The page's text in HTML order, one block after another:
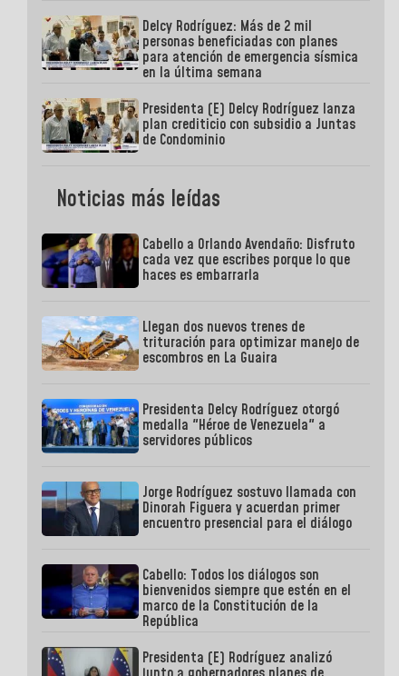
Delcy Rodríguez: Más de 2 mil
personas beneficiadas con planes
para atención de emergencia sísmica
en la última semana
Presidenta (E) Delcy Rodríguez lanza
plan crediticio con subsidio a Juntas
de Condominio
Noticias más leídas
Cabello a Orlando Avendaño: Disfruto
cada vez que escribes porque lo que
haces es embarrarla
Llegan dos nuevos trenes de
trituración para optimizar manejo de
escombros en La Guaira
Presidenta Delcy Rodríguez otorgó
medalla "Héroe de Venezuela" a
servidores públicos
Jorge Rodríguez sostuvo llamada con
Dinorah Figuera y acuerdan primer
encuentro presencial para el diálogo
Cabello: Todos los diálogos son
bienvenidos siempre que estén en el
marco de la Constitución de la
República
Presidenta (E) Rodríguez analizó